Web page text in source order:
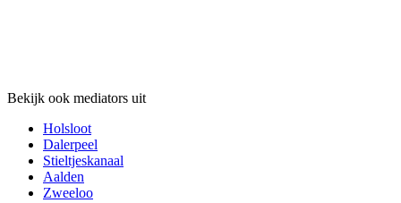
Bekijk ook mediators uit
Holsloot
Dalerpeel
Stieltjeskanaal
Aalden
Zweeloo